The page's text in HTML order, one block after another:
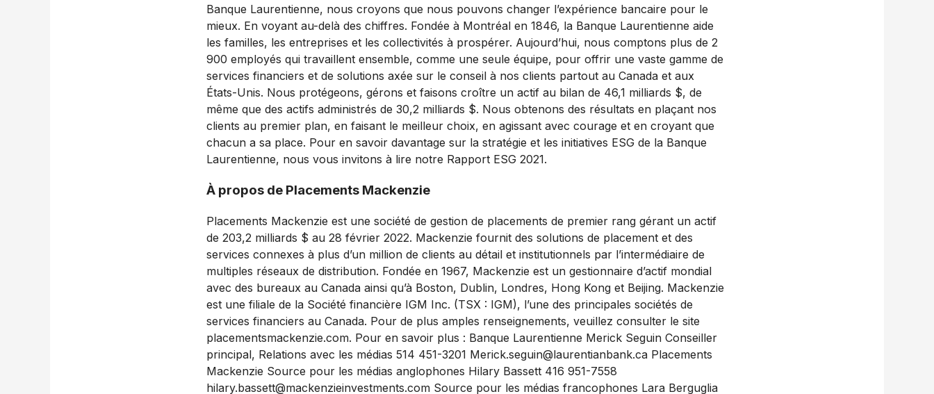
Banque Laurentienne, nous croyons que nous pouvons changer l’expérience bancaire pour le
mieux. En voyant au-delà des chiffres. Fondée à Montréal en 1846, la Banque Laurentienne aide
les familles, les entreprises et les collectivités à prospérer. Aujourd’hui, nous comptons plus de 2
900 employés qui travaillent ensemble, comme une seule équipe, pour offrir une vaste gamme de
services financiers et de solutions axée sur le conseil à nos clients partout au Canada et aux
États-Unis. Nous protégeons, gérons et faisons croître un actif au bilan de 46,1 milliards $, de
même que des actifs administrés de 30,2 milliards $. Nous obtenons des résultats en plaçant nos
clients au premier plan, en faisant le meilleur choix, en agissant avec courage et en croyant que
chacun a sa place. Pour en savoir davantage sur la stratégie et les initiatives ESG de la Banque
Laurentienne, nous vous invitons à lire notre Rapport ESG 2021.
À propos de Placements Mackenzie
Placements Mackenzie est une société de gestion de placements de premier rang gérant un actif
de 203,2 milliards $ au 28 février 2022. Mackenzie fournit des solutions de placement et des
services connexes à plus d’un million de clients au détail et institutionnels par l’intermédiaire de
multiples réseaux de distribution. Fondée en 1967, Mackenzie est un gestionnaire d’actif mondial
avec des bureaux au Canada ainsi qu’à Boston, Dublin, Londres, Hong Kong et Beijing. Mackenzie
est une filiale de la Société financière IGM Inc. (TSX : IGM), l’une des principales sociétés de
services financiers au Canada. Pour de plus amples renseignements, veuillez consulter le site
placementsmackenzie.com. Pour en savoir plus : Banque Laurentienne Merick Seguin Conseiller
principal, Relations avec les médias 514 451-3201 Merick.seguin@laurentianbank.ca Placements
Mackenzie Source pour les médias anglophones Hilary Bassett 416 951-7558
hilary.bassett@mackenzieinvestments.com Source pour les médias francophones Lara Berguglia